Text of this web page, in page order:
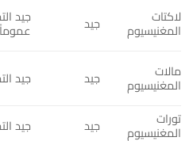
لاكتات
المغنيسيوم
جيد
جيد
عموماً
مالات
المغنيسيوم
جيد جيد
تورات
المغنيسيوم
جيد جيد